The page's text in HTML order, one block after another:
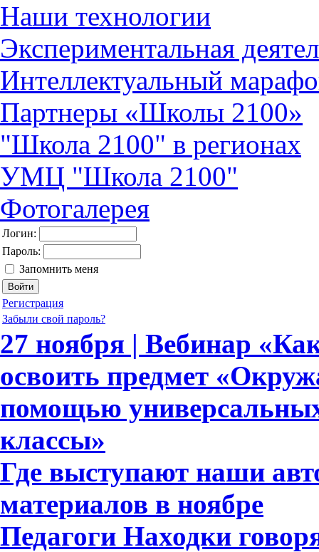
Наши технологии
Экспериментальная
Интеллектуальный
Партнеры «Школы 2100»
"Школа 2100" в регионах
УМЦ "Школа 2100"
Фотогалерея
Логин:
Пароль:
Запомнить меня
Регистрация
Забыли свой пароль?
27 ноября | Вебинар
освоить предмет
помощью
классы»
Где выступают наши
материалов в ноябре
Педагоги Находки